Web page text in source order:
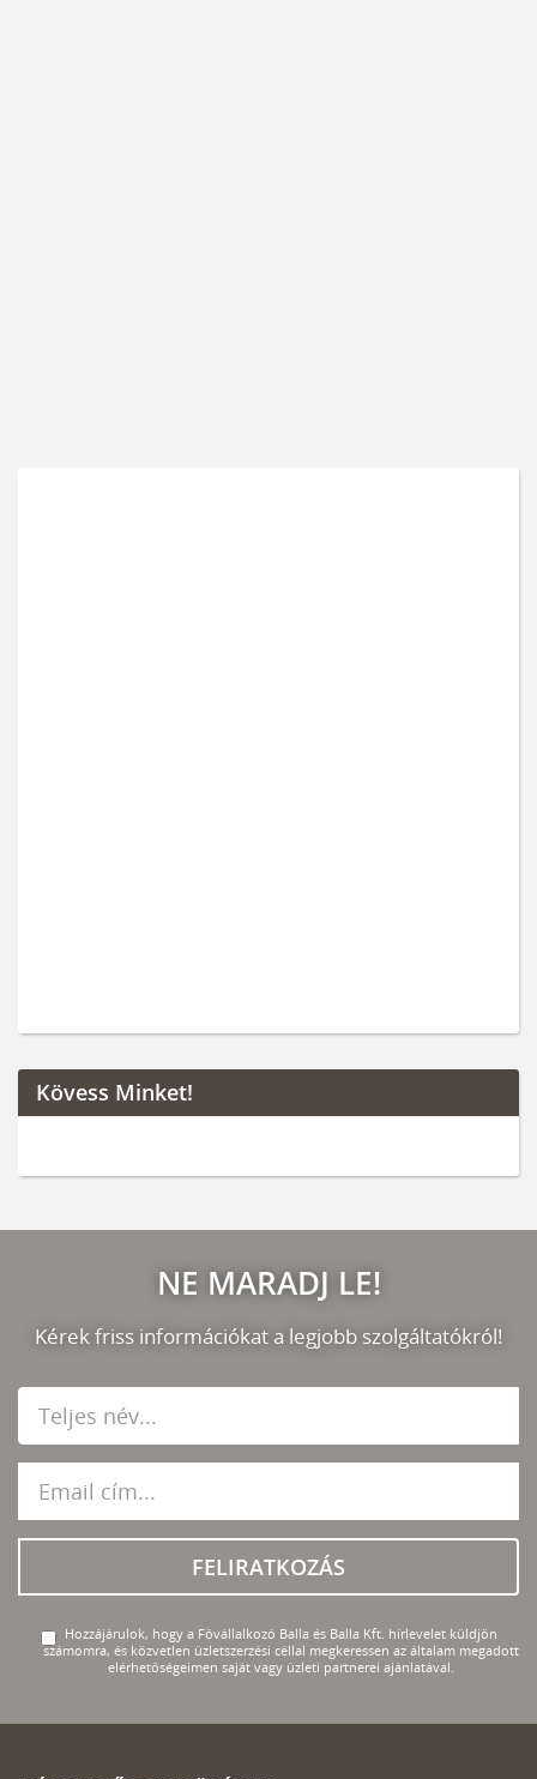
Kövess Minket!
NE MARADJ LE!
Kérek friss információkat a legjobb szolgáltatókról!
FELIRATKOZÁS
Hozzájárulok, hogy a Fővállalkozó Balla és Balla Kft. hírlevelet küldjön
számomra, és közvetlen üzletszerzési céllal megkeressen az általam megadott
elérhetőségeimen saját vagy üzleti partnerei ajánlatával.